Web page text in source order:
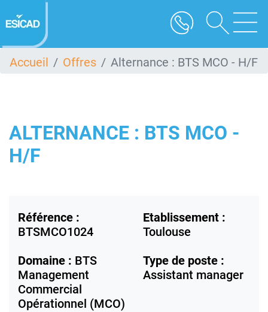
au
contenu
Accueil Offres Alternance : BTS MCO - H/F
ALTERNANCE : BTS MCO -
H/F
Référence :
BTSMCO1024
Etablissement :
Toulouse
Domaine : BTS
Management
Commercial
Opérationnel (MCO)
Type de poste :
Assistant manager